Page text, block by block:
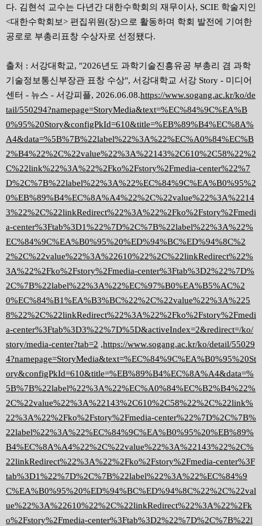
다. 김현석 교수는 다년간 대한수학회의 재무이사, SCIE 학술지인
<대한수학회보> 편집위원(장)으로 활동하며 학회 발전에 기여한
공로로 부총리표창 수상자로 선정됐다.
출처 : 서강대학교, "2026년도 과학기술진흥유공 부총리 겸 과학
기술정보통신부장관 표창 수상", 서강대학교 서강 Story - 미디어
센터 - 뉴스 - 서강피플, 2026.06.08.https://www.sogang.ac.kr/ko/de
tail/550294?namepage=StoryMedia&text=%EC%84%9C%EA%B
0%95%20Story&configPkId=610&title=%EB%89%B4%EC%8A%
A4&data=%5B%7B%22label%22%3A%22%EC%A0%84%EC%B
2%B4%22%2C%22value%22%3A%22143%2C610%2C58%22%2
C%22link%22%3A%22%2Fko%2Fstory%2Fmedia-center%22%7
D%2C%7B%22label%22%3A%22%EC%84%9C%EA%B0%95%2
0%EB%89%B4%EC%8A%A4%22%2C%22value%22%3A%2214
3%22%2C%22linkRedirect%22%3A%22%2Fko%2Fstory%2Fmedi
a-center%3Ftab%3D1%22%7D%2C%7B%22label%22%3A%22%
EC%84%9C%EA%B0%95%20%ED%94%BC%ED%94%8C%2
2%2C%22value%22%3A%22610%22%2C%22linkRedirect%22%
3A%22%2Fko%2Fstory%2Fmedia-center%3Ftab%3D2%22%7D%
2C%7B%22label%22%3A%22%EC%97%B0%EA%B5%AC%2
0%EC%84%B1%EA%B3%BC%22%2C%22value%22%3A%225
8%22%2C%22linkRedirect%22%3A%22%2Fko%2Fstory%2Fmedi
a-center%3Ftab%3D3%22%7D%5D&activeIndex=2&redirect=/ko/
story/media-center?tab=2 ,https://www.sogang.ac.kr/ko/detail/55029
4?namepage=StoryMedia&text=%EC%84%9C%EA%B0%95%20St
ory&configPkId=610&title=%EB%89%B4%EC%8A%A4&data=%
5B%7B%22label%22%3A%22%EC%A0%84%EC%B2%B4%22%
2C%22value%22%3A%22143%2C610%2C58%22%2C%22link%
22%3A%22%2Fko%2Fstory%2Fmedia-center%22%7D%2C%7B%
22label%22%3A%22%EC%84%9C%EA%B0%95%20%EB%89%
B4%EC%8A%A4%22%2C%22value%22%3A%22143%22%2C%
22linkRedirect%22%3A%22%2Fko%2Fstory%2Fmedia-center%3F
tab%3D1%22%7D%2C%7B%22label%22%3A%22%EC%84%9
C%EA%B0%95%20%ED%94%BC%ED%94%8C%22%2C%22val
ue%22%3A%22610%22%2C%22linkRedirect%22%3A%22%2Fk
o%2Fstory%2Fmedia-center%3Ftab%3D2%22%7D%2C%7B%22l